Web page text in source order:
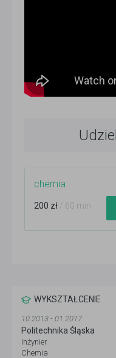
chemia
200 zł / 60 min
WYKSZTAŁCENIE
10.2013 - 01.2017
Politechnika Śląska
Inżynier
Chemia